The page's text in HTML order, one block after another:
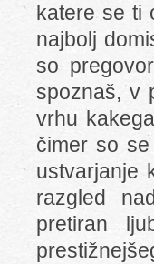
katere se ti
najbolj
so
spoznaš, v
vrhu
čimer so
ustvarjanje
razgled
pretiran